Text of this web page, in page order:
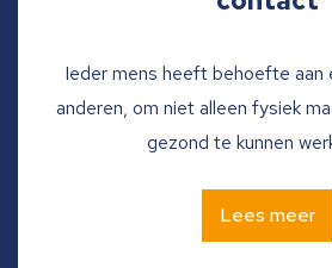
Ieder mens heeft behoefte
anderen, om niet alleen fysiek
gezond te kunnen
Lees meer